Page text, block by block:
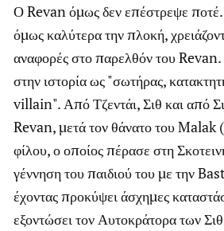
Ο Revan όμως δεν επέστρεψε ποτέ.
όμως καλύτερα την πλοκή,
αναφορές στο παρελθόν του
στην ιστορία ως "σωτήρας,
villain". Από Τζεντάι, Σιθ και από
Revan, μετά τον θάνατο του Malak
φίλου, ο οποίος πέρασε στη
γέννηση του παιδιού του με την
έχοντας προκύψει άσχημες
εξοντώσει τον Αυτοκράτορα των